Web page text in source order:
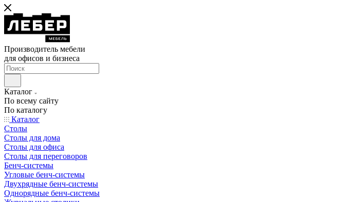
Производитель мебели
для офисов и бизнеса
Каталог
По всему сайту
По каталогу
Каталог
Столы
Столы для дома
Столы для офиса
Столы для переговоров
Бенч-системы
Угловые бенч-системы
Двухрядные бенч-системы
Однорядные бенч-системы